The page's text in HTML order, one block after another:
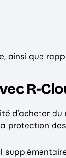
ainsi que
R-
d'acheter
protection